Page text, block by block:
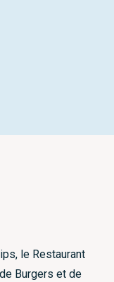
le Restaurant
Burgers et de